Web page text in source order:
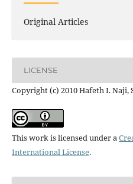
Original Articles
LICENSE
Copyright (c) 2010 Hafeth I. Naji,
This work is licensed under a
International License.